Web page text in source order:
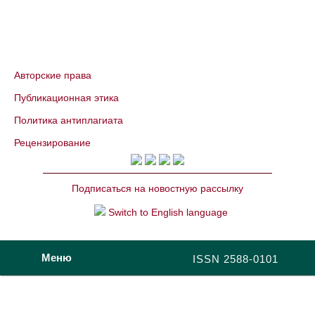
Авторские права
Публикационная этика
Политика антиплагиата
Рецензирование
Подписаться на новостную рассылку
Switch to English language
ISSN 2588-0101
Меню